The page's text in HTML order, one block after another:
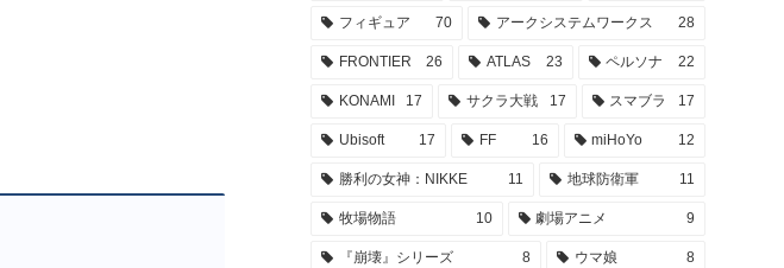
フィギュア 70 アークシステムワークス 28
FRONTIER 26 ATLAS 23 ペルソナ 22
KONAMI 17 サクラ大戦 17 スマブラ 17
Ubisoft 17 FF 16 miHoYo 12
勝利の女神：NIKKE 11 地球防衛軍 11
牧場物語 10 劇場アニメ 9
『崩壊』シリーズ 8 ウマ娘 8